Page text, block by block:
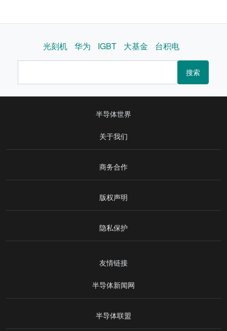
光刻机 华为 IGBT 大基金 台积电
搜索
半导体世界
关于我们
商务合作
版权声明
隐私保护
友情链接
半导体新闻网
半导体联盟